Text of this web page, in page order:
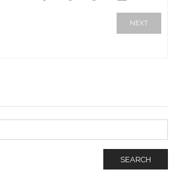
NEXT
SEARCH